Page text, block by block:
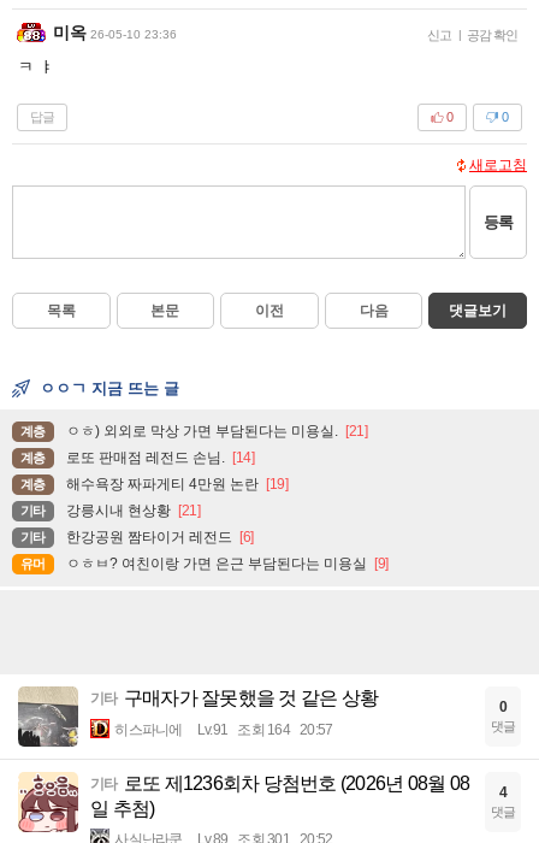
미옥 26-05-10 23:36 신고 | 공감 확인
ㅋ ㅑ
답글 0
0
새로고침
등록
목록 본문 이전 다음 댓글보기
ㅇㅇㄱ 지금 뜨는 글
계층 ㅇㅎ) 외외로 막상 가면 부담된다는 미용실. [21]
계층 로또 판매점 레전드 손님. [14]
계층 해수욕장 짜파게티 4만원 논란 [19]
기타 강릉시내 현상황 [21]
기타 한강공원 짬타이거 레전드 [6]
유머 ㅇㅎㅂ? 여친이랑 가면 은근 부담된다는 미용실 [9]
기타 구매자가 잘못했을 것 같은 상황
히스파니에 Lv.91 조회 164 20:57
0
댓글
기타 로또 제1236회차 당첨번호 (2026년 08월 08
일 추첨)
사실난라쿤 Lv.89 조회 301 20:52
4
댓글